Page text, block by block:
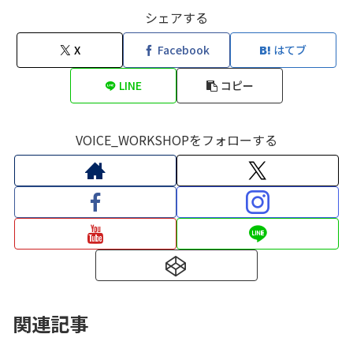
シェアする
X Facebook はてブ
LINE コピー
VOICE_WORKSHOPをフォローする
関連記事